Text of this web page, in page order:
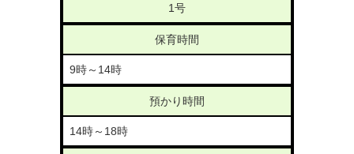
1号
保育時間
9時～14時
預かり時間
14時～18時